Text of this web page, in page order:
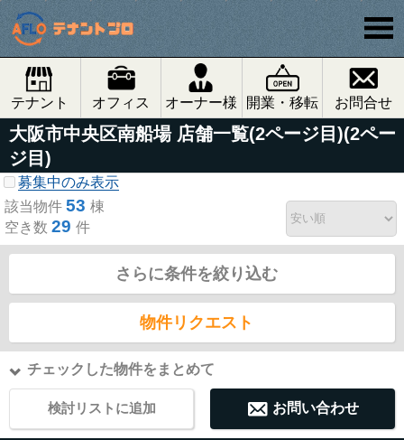
テナント オフィス オーナー様 開業・移転 お問合せ
大阪市中央区南船場 店舗一覧(2ページ目)(2ペー
ジ目)
募集中のみ表示
該当物件 53 棟
空き数 29 件
さらに条件を絞り込む
物件リクエスト
チェックした物件をまとめて
検討リストに追加 お問い合わせ